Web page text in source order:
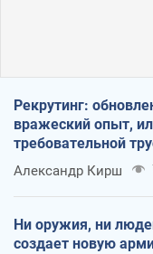
Рекрутинг:
вражеский опыт,
требовательной
Александр Кирш
Ни оружия, ни
создает новую